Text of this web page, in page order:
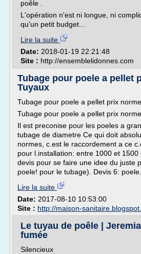
poêle .
L'opération n'est ni longue, ni
qu'un petit budget...
Lire la suite
Date: 2018-01-19 22:21:48
Site : http://ensemblelidonnes.com
Tubage pour poele a pellet
Tuyaux
Tubage pour poele a pellet prix norme
Tubage pour poele a pellet prix norme
Il est preconise pour les poeles a
tubage de diametre Ce qui doit
normes, c.est le raccordement a ce
pour l.installation: entre 1000 et 1500
devis pour se faire une idee du juste
poele! pour le tubage). Devis 6: poele...
Lire la suite
Date: 2017-08-10 10:53:00
Site : http://maison-
Le tuyau de poêle |
fumée
Silencieux